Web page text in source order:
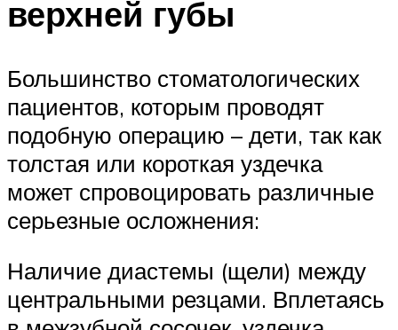
верхней губы
Большинство стоматологических
пациентов, которым проводят
подобную операцию – дети, так как
толстая или короткая уздечка
может спровоцировать различные
серьезные осложнения:
Наличие диастемы (щели) между
центральными резцами. Вплетаясь